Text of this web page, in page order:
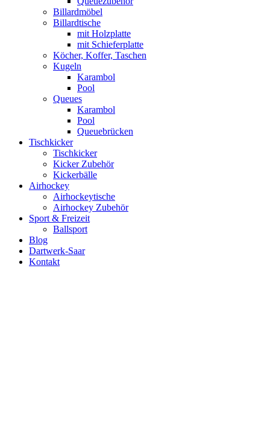
Billardmöbel
Billardtische
mit Holzplatte
mit Schieferplatte
Köcher, Koffer, Taschen
Kugeln
Karambol
Pool
Queues
Karambol
Pool
Queuebrücken
Tischkicker
Tischkicker
Kicker Zubehör
Kickerbälle
Airhockey
Airhockeytische
Airhockey Zubehör
Sport & Freizeit
Ballsport
Blog
Dartwerk-Saar
Kontakt